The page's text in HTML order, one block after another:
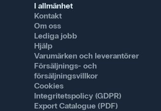
I allmänhet
Kontakt
Om oss
Lediga jobb
Hjälp
Varumärken och leverantörer
Försäljnings- och
försäljningsvillkor
Cookies
Integritetspolicy (GDPR)
Export Catalogue (PDF)